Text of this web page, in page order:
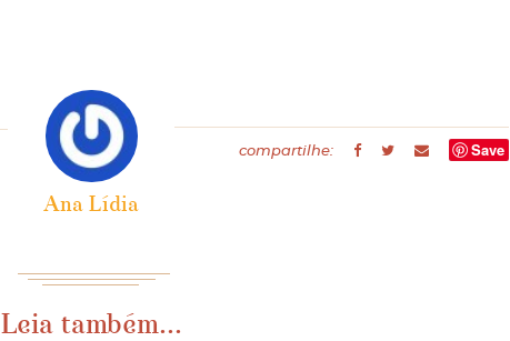
Ana Lídia
compartilhe: Save
Leia também...